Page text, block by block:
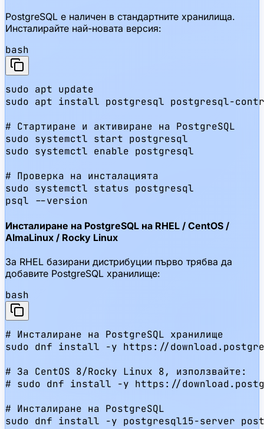
PostgreSQL е наличен в стандартните хранилища.
Инсталирайте най-новата версия:
bash
sudo apt update
sudo apt install postgresql postgresql-
# Стартиране и активиране на PostgreSQL
sudo systemctl start postgresql
sudo systemctl enable postgresql
# Проверка на инсталацията
sudo systemctl status postgresql
psql --version
Инсталиране на PostgreSQL на RHEL / CentOS /
AlmaLinux / Rocky Linux
За RHEL базирани дистрибуции първо трябва да
добавите PostgreSQL хранилище:
bash
# Инсталиране на PostgreSQL хранилище
sudo dnf install -y https://
# За CentOS 8/Rocky Linux 8, използвайте:
# sudo dnf install -y https://
# Инсталиране на PostgreSQL
sudo dnf install -y postgresql15-server